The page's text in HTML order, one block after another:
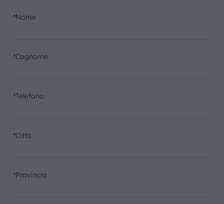
*Nome
*Cognome
*Telefono
*Città
*Provincia